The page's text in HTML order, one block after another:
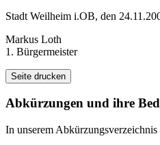
Stadt Weilheim i.OB, den
Markus Loth
1. Bürgermeister
Seite drucken
Abkürzungen und ihre
In unserem